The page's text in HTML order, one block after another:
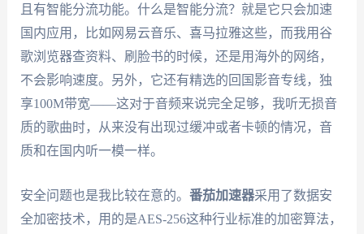
且有智能分流功能。什么是智能分流？就是它只会加速
国内应用，比如网易云音乐、喜马拉雅这些，而我用谷
歌浏览器查资料、刷脸书的时候，还是用海外的网络，
不会影响速度。另外，它还有精选的回国影音专线，独
享100M带宽——这对于音频来说完全足够，我听无损音
质的歌曲时，从来没有出现过缓冲或者卡顿的情况，音
质和在国内听一模一样。
安全问题也是我比较在意的。 番茄加速器采用了数据安
全加密技术，用的是AES-256这种行业标准的加密算法，